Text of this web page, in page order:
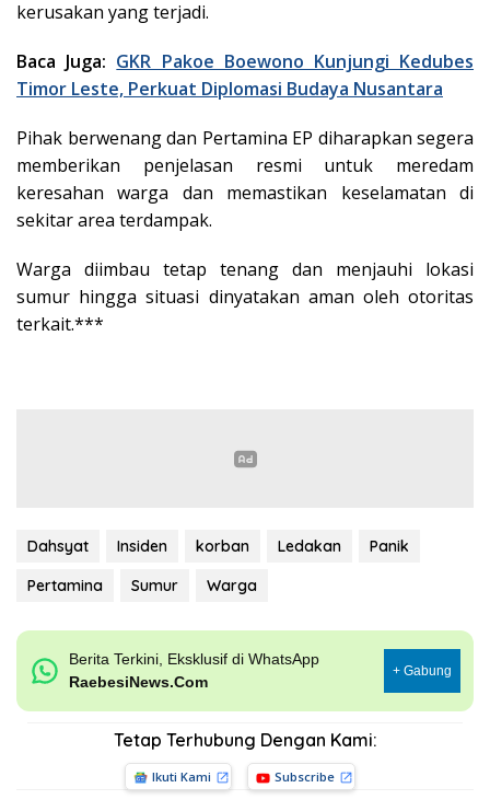
kerusakan yang terjadi.
Baca Juga: GKR Pakoe Boewono Kunjungi Kedubes
Timor Leste, Perkuat Diplomasi Budaya Nusantara
Pihak berwenang dan Pertamina EP diharapkan segera
memberikan penjelasan resmi untuk meredam
keresahan warga dan memastikan keselamatan di
sekitar area terdampak.
Warga diimbau tetap tenang dan menjauhi lokasi
sumur hingga situasi dinyatakan aman oleh otoritas
terkait.***
Dahsyat Insiden korban Ledakan
Panik
Pertamina
Sumur Warga
Berita Terkini, Eksklusif di WhatsApp
RaebesiNews.Com
+ Gabung
Tetap Terhubung Dengan Kami:
Ikuti Kami Subscribe